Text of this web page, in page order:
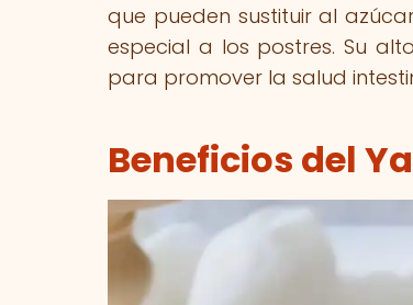
que pueden sustituir al
especial a los postres. Su
para promover la salud
Beneficios del